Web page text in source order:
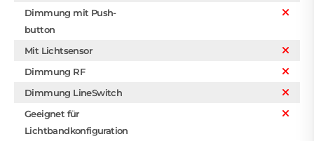
Dimmung mit Push-
button
Mit Lichtsensor
Dimmung RF
Dimmung LineSwitch
Geeignet für
Lichtbandkonfiguration